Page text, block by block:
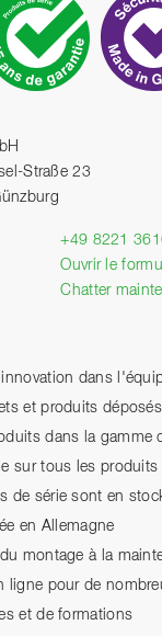
Straße 23
+49 8221
Ouvrir le
Chatter
dans
et produits déposés
dans la gamme
sur tous les produits
de série sont en
en Allemagne
montage à la
ligne pour de
et de formations